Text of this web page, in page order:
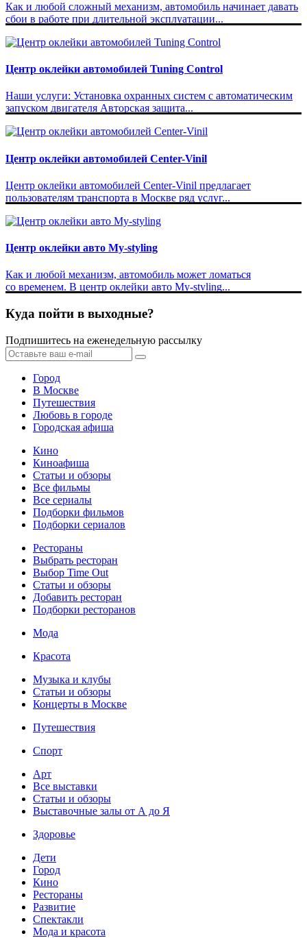
Как и любой сложный механизм, автомобиль начинает давать
сбои в работе при длительной эксплуатации...
Центр оклейки автомобилей Tuning Control
Наши услуги: Установка охранных систем с автоматическим
запуском двигателя Авторская защита...
Центр оклейки автомобилей Center-Vinil
Центр оклейки автомобилей Center-Vinil предлагает
пользователям транспорта в Москве ряд услуг...
Центр оклейки авто My-styling
Как и любой механизм, автомобиль может ломаться
со временем. В центр оклейки авто My-styling...
Куда пойти в выходные?
Подпишитесь на еженедельную рассылку
Город
В Москве
Путешествия
Любовь в городе
Городская афиша
Кино
Киноафиша
Статьи и обзоры
Все фильмы
Все сериалы
Подборки фильмов
Подборки сериалов
Рестораны
Выбрать ресторан
Выбор Time Out
Статьи и обзоры
Добавить ресторан
Подборки ресторанов
Мода
Красота
Музыка и клубы
Статьи и обзоры
Концерты в Москве
Путешествия
Спорт
Арт
Все выставки
Статьи и обзоры
Выставочные залы от А до Я
Здоровье
Дети
Город
Кино
Рестораны
Развитие
Спектакли
Мода и красота